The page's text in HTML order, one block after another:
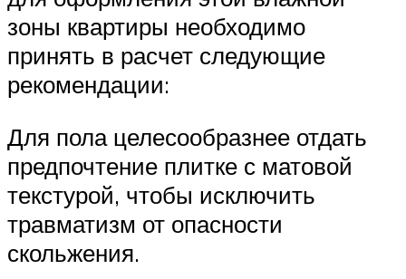
зоны квартиры необходимо
принять в расчет следующие
рекомендации:
Для пола целесообразнее отдать
предпочтение плитке с матовой
текстурой, чтобы исключить
травматизм от опасности
скольжения.